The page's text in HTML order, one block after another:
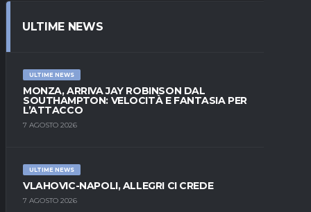
ULTIME NEWS
ULTIME NEWS
MONZA, ARRIVA JAY ROBINSON DAL
SOUTHAMPTON: VELOCITÀ E FANTASIA PER
L’ATTACCO
7 AGOSTO 2026
ULTIME NEWS
VLAHOVIC-NAPOLI, ALLEGRI CI CREDE
7 AGOSTO 2026